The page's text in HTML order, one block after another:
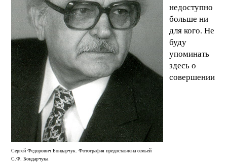
Сергей Федорович Бондарчук. Фотография предоставлена семьей
С.Ф. Бондарчука
недоступно
больше ни
для кого. Не
буду
упоминать
здесь о
совершении